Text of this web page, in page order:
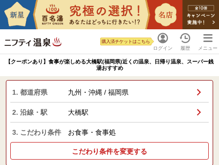
ログイン
購入済チケットはこちら
履歴 メニュー
【クーポンあり】食事が楽しめる大橋駅(福岡県)近くの温泉、日帰り温泉、スーパー銭
湯おすすめ
1. 都道府県 九州・沖縄 / 福岡県
2. 沿線・駅 大橋駅
3. こだわり条件 お食事・食事処
こだわり条件を変更する